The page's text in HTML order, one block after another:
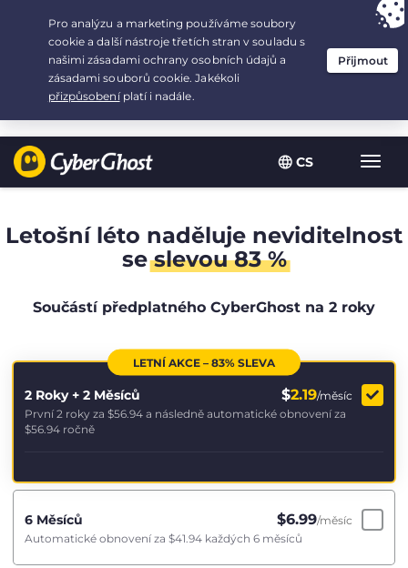
CS
Your choice:The Best Dealfor 2.1666666666667-years at $
/month
Letošní léto naděluje neviditelnost
seslevou 83 %
Součástí předplatného CyberGhost na 2 roky
LETNÍ AKCE – 83% SLEVA
2 Roky + 2 Měsíců $2.19/měsíc
První 2 roky za $56.94 a následně automatické obnovení za
$56.94 ročně
6 Měsíců $6.99/měsíc
Automatické obnovení za $41.94 každých 6 měsíců